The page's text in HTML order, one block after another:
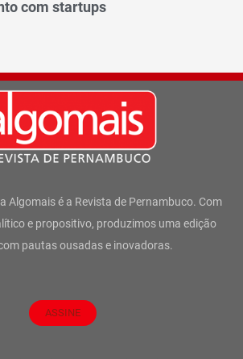
com startups
Algomais é a Revista de Pernambuco. Com
e propositivo, produzimos uma edição
pautas ousadas e inovadoras.
ASSINE